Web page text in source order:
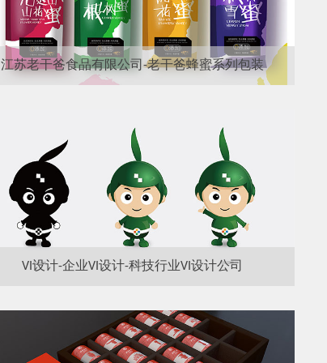
江苏老干爸食品有限公司-老干爸蜂蜜系列包装
VI设计-企业VI设计-科技行业VI设计公司